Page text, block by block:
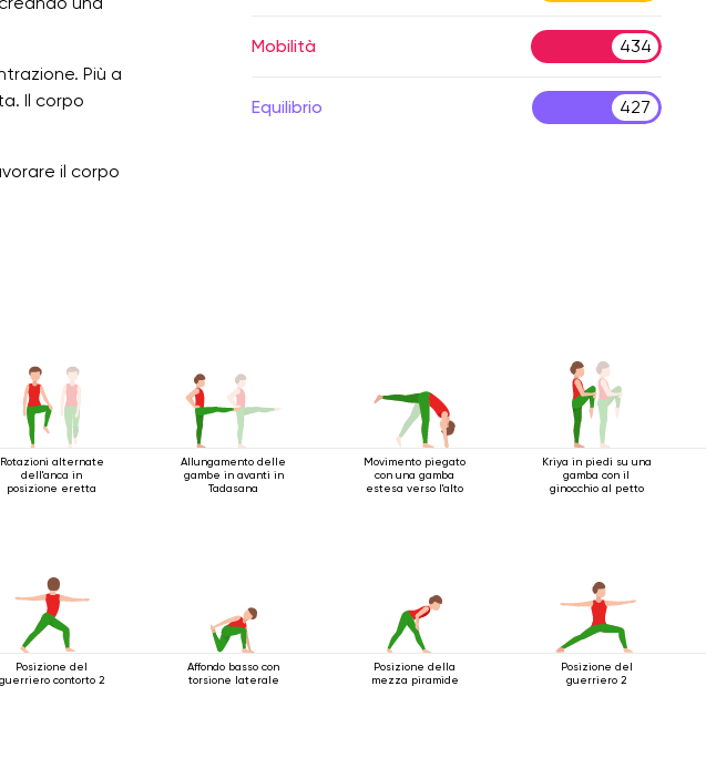
Più a
Il corpo
il corpo
Mobilità 434
Equilibrio 427
Rotazioni alternate
dell'anca in
posizione eretta
Allungamento delle
gambe in avanti in
Tadasana
Movimento piegato
con una gamba
estesa verso l'alto
Kriya in piedi su una
gamba con il
ginocchio al petto
Posizione del
guerriero contorto 2
Affondo basso con
torsione laterale
Posizione della
mezza piramide
Posizione del
guerriero 2